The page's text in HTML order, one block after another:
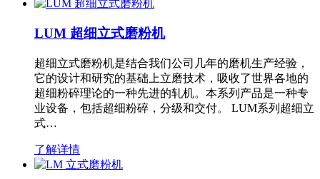
LUM 超细立式磨粉机
超细立式磨粉机是结合我们公司几年的磨机生产经验，
它的设计和研究的基础上立磨技术，吸收了世界各地的
超细粉碎理论的一种先进的轧机。本系列产品是一种专
业设备，包括超细粉碎，分级和交付。 LUM系列超细立
式…
了解详情